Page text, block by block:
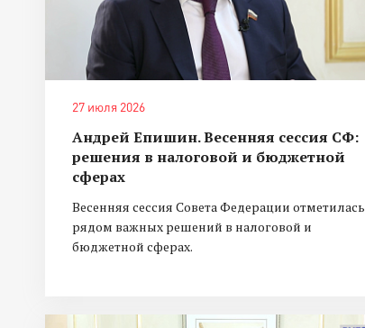
27 июля 2026
Андрей Епишин. Весенняя сессия СФ:
решения в налоговой и бюджетной
сферах
Весенняя сессия Совета Федерации отметилась
рядом важных решений в налоговой и
бюджетной сферах.